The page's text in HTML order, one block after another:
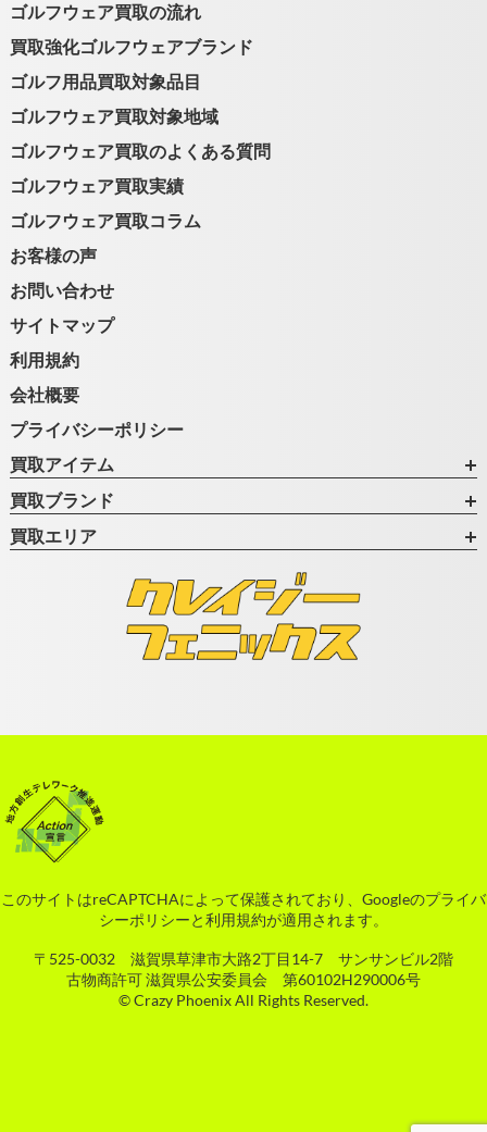
ゴルフウェア買取の流れ
買取強化ゴルフウェアブランド
ゴルフ用品買取対象品目
ゴルフウェア買取対象地域
ゴルフウェア買取のよくある質問
ゴルフウェア買取実績
ゴルフウェア買取コラム
お客様の声
お問い合わせ
サイトマップ
利用規約
会社概要
プライバシーポリシー
買取アイテム
買取ブランド
買取エリア
このサイトはreCAPTCHAによって保護されており、Googleのプライバ
シーポリシーと利用規約が適用されます。
〒525-0032 滋賀県草津市大路2丁目14-7 サンサンビル2階
古物商許可 滋賀県公安委員会 第60102H290006号
© Crazy Phoenix All Rights Reserved.